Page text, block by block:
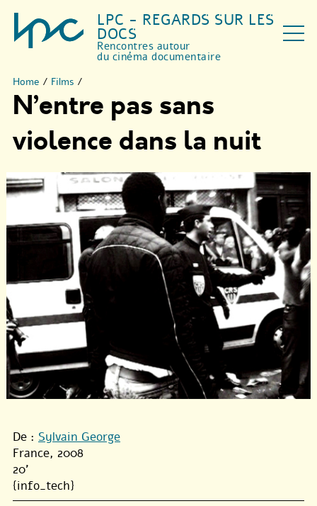
LPC - REGARDS SUR LES
DOCS
Rencontres autour
du cinéma documentaire
Home / Films /
N’entre pas sans
violence dans la nuit
De : Sylvain George
France, 2008
20'
{info_tech}